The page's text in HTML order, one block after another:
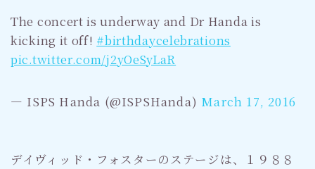
The concert is underway and Dr Handa is
kicking it off! #birthdaycelebrations
pic.twitter.com/j2yOeSyLaR
— ISPS Handa (@ISPSHanda) March 17, 2016
デイヴィッド・フォスターのステージは、１９８８